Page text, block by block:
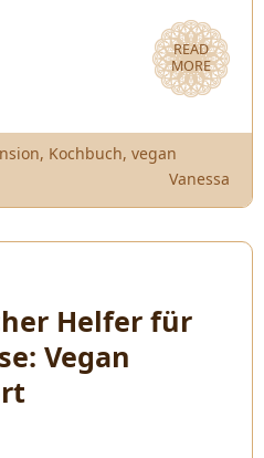
READ
MORE
, Kochbuch, vegan
Vanessa
Helfer für
Vegan